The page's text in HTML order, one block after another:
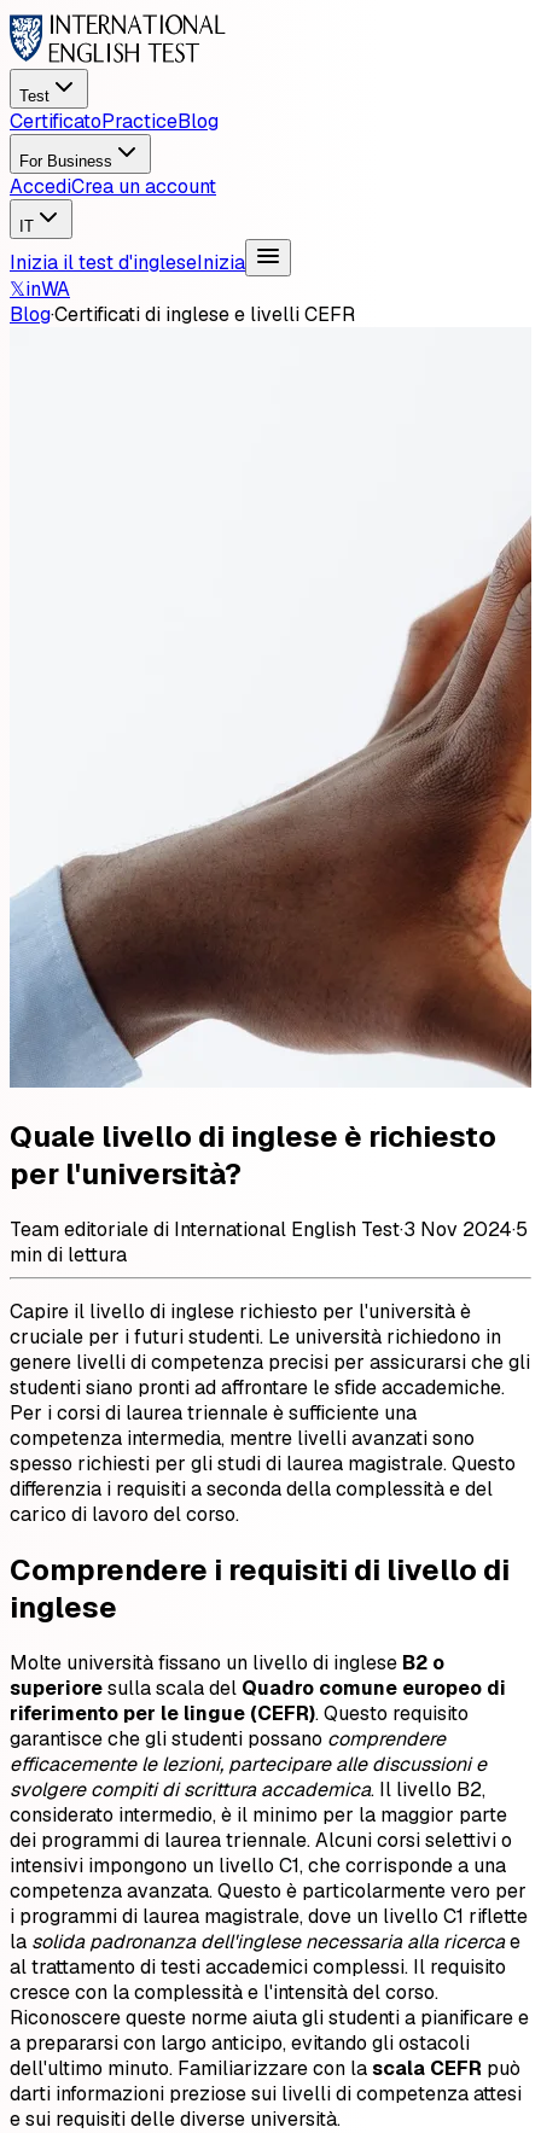
Test
CertificatoPracticeBlog
For Business
AccediCrea un account
IT
Inizia il test d'ingleseInizia
𝕏inWA
Blog·Certificati di inglese e livelli CEFR
Quale livello di inglese è richiesto
per l'università?
Team editoriale di International English Test·3 Nov 2024·5
min di lettura
Capire il livello di inglese richiesto per l'università è
cruciale per i futuri studenti. Le università richiedono in
genere livelli di competenza precisi per assicurarsi che gli
studenti siano pronti ad affrontare le sfide accademiche.
Per i corsi di laurea triennale è sufficiente una
competenza intermedia, mentre livelli avanzati sono
spesso richiesti per gli studi di laurea magistrale. Questo
differenzia i requisiti a seconda della complessità e del
carico di lavoro del corso.
Comprendere i requisiti di livello di
inglese
Molte università fissano un livello di inglese B2 o
superioresulla scala del Quadro comune europeo di
riferimento per le lingue (CEFR). Questo requisito
garantisce che gli studenti possano comprendere
efficacemente le lezioni, partecipare alle discussioni e
svolgere compiti di scrittura accademica. Il livello B2,
considerato intermedio, è il minimo per la maggior parte
dei programmi di laurea triennale. Alcuni corsi selettivi o
intensivi impongono un livello C1, che corrisponde a una
competenza avanzata. Questo è particolarmente vero per
i programmi di laurea magistrale, dove un livello C1 riflette
la solida padronanza dell'inglese necessaria alla ricercae
al trattamento di testi accademici complessi. Il requisito
cresce con la complessità e l'intensità del corso.
Riconoscere queste norme aiuta gli studenti a pianificare e
a prepararsi con largo anticipo, evitando gli ostacoli
dell'ultimo minuto. Familiarizzare con lascala CEFR può
darti informazioni preziose sui livelli di competenza attesi
e sui requisiti delle diverse università.